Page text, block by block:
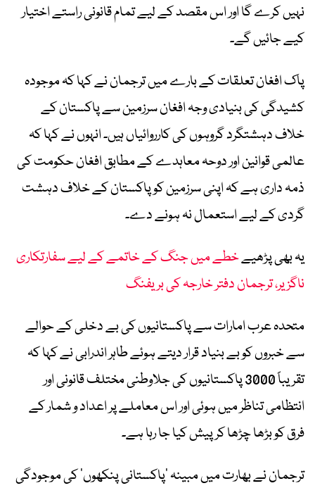
نہیں کرے گا اور اس مقصد کے لیے تمام قانونی راستے اختیار
کیے جائیں گے۔
پاک افغان تعلقات کے بارے میں ترجمان نے کہا کہ موجودہ
کشیدگی کی بنیادی وجہ افغان سرزمین سے پاکستان کے
خلاف دہشتگرد گروہوں کی کارروائیاں ہیں۔ انہوں نے کہا کہ
عالمی قوانین اور دوحہ معاہدے کے مطابق افغان حکومت کی
ذمہ داری ہے کہ اپنی سرزمین کو پاکستان کے خلاف دہشت
گردی کے لیے استعمال نہ ہونے دے۔
یہ بھی پڑھیےخطے میں جنگ کے خاتمے کے لیے سفارتکاری
ناگزیر، ترجمان دفتر خارجہ کی بریفنگ
متحدہ عرب امارات سے پاکستانیوں کی بے دخلی کے حوالے
سے خبروں کو بے بنیاد قرار دیتے ہوئے طاہر اندرابی نے کہا کہ
تقریباً 3000 پاکستانیوں کی جلاوطنی مختلف قانونی اور
انتظامی تناظر میں ہوئی اور اس معاملے پر اعداد و شمار کے
فرق کو بڑھا چڑھا کر پیش کیا جا رہا ہے۔
ترجمان نے بھارت میں مبینہ ’پاکستانی پنکھوں‘ کی موجودگی